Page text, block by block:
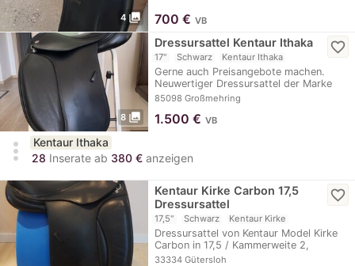
4 photo_library 700 € VB
8 photo_library
Dressursattel Kentaur Ithaka
17" Schwarz Kentaur Ithaka
Gerne auch Preisangebote machen.
Neuwertiger Dressursattel der Marke
Kentaur…
85098 Großmehring
favorite_border
1.500 € VB
more_vert
Kentaur Ithaka
28 Inserate ab 380 € anzeigen
Kentaur Kirke Carbon 17,5
Dressursattel
17,5" Schwarz Kentaur Kirke
Dressursattel von Kentaur Model Kirke
Carbon in 17,5 / Kammerweite 2,
verstellbar. Hat…
33334 Gütersloh
favorite_border